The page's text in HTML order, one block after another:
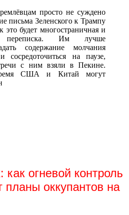
просто не суждено
письма Зеленского к Трампу
это будет многостраничная и
переписка. Им лучше
содержание молчания
на паузе,
с ним взяли в Пекине.
США и Китай могут
как огневой контроль
оккупантов на